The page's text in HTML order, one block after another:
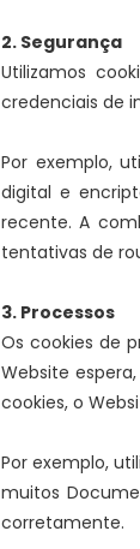
2. Segurança
Utilizamos
credenciais de
Por exemplo,
digital e
recente. A
tentativas de
3. Processos
Os cookies de
Website
cookies, o
Por exemplo,
muitos
corretamente.